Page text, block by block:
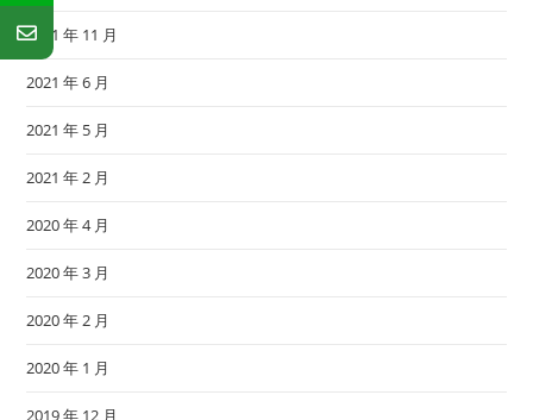
2021 年 11 月
2021 年 6 月
2021 年 5 月
2021 年 2 月
2020 年 4 月
2020 年 3 月
2020 年 2 月
2020 年 1 月